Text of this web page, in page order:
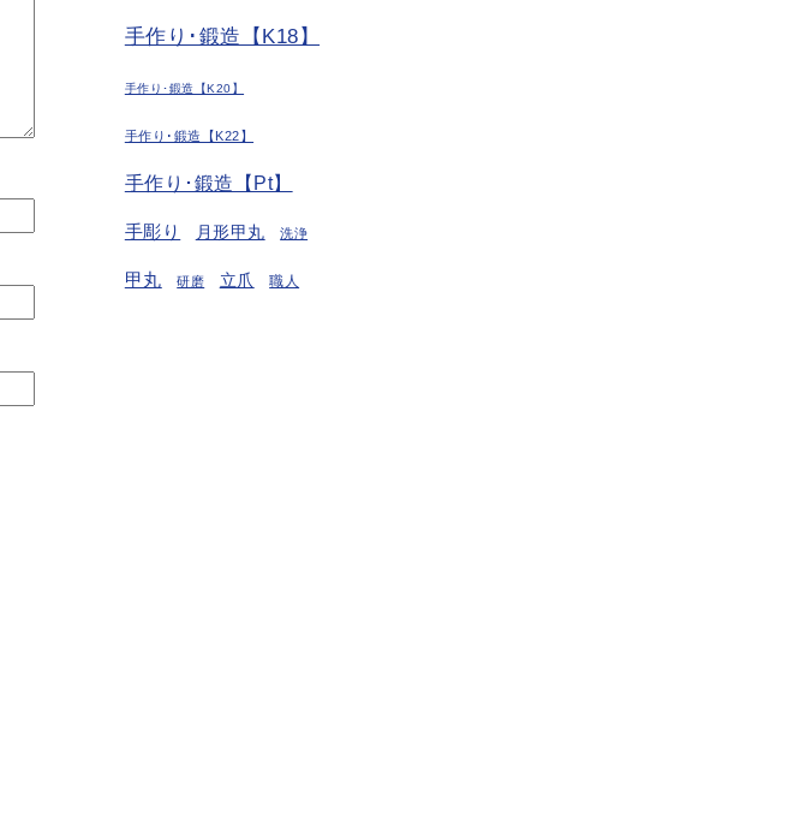
手作り･鍛造【K18】
手作り･鍛造【K20】
手作り･鍛造【K22】
手作り･鍛造【Pt】
手彫り 月形甲丸 洗浄
甲丸 研磨 立爪 職人